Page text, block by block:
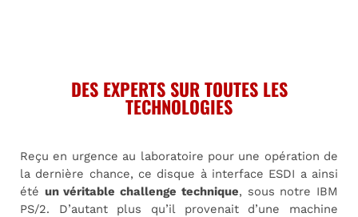
DES EXPERTS SUR TOUTES LES
TECHNOLOGIES
Reçu en urgence au laboratoire pour une opération de
la dernière chance, ce disque à interface ESDI a ainsi
été un véritable challenge technique, sous notre IBM
PS/2. D’autant plus qu’il provenait d’une machine